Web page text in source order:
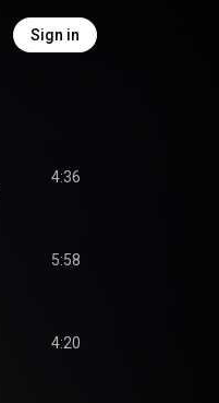
Sign in
4:36
5:58
4:20